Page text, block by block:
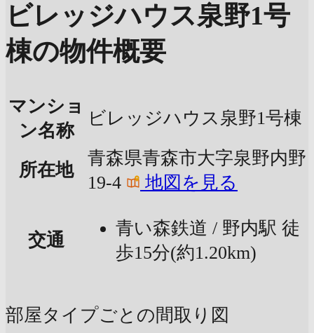
ビレッジハウス泉野1号
棟の物件概要
マンショ
ン名称
ビレッジハウス泉野1号棟
所在地
青森県青森市大字泉野内野
19-4
地図を見る
交通
青い森鉄道 / 野内駅 徒
歩15分(約1.20km)
部屋タイプごとの間取り図